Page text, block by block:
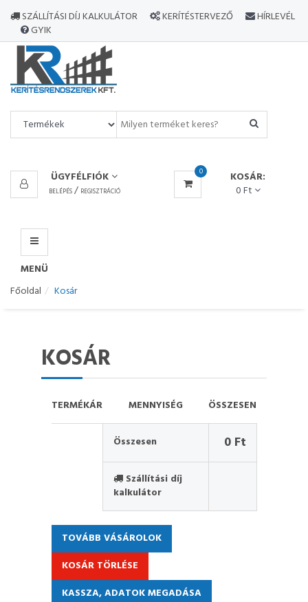
SZÁLLÍTÁSI DÍJ KALKULÁTOR KERÍTÉSTERVEZŐ
HÍRLEVÉL
GYIK
ÜGYFÉLFIÓK
BELÉPÉS/ REGISZTRÁCIÓ
0
KOSÁR:
0 Ft
MENÜ
MINDEN
TERMÉK
MENÜ
Főoldal Kosár
KOSÁR
TERMÉKÁR MENNYISÉG ÖSSZESEN
Összesen 0 Ft
Szállítási díj
kalkulátor
TOVÁBB VÁSÁROLOK
KOSÁR TÖRLÉSE
KASSZA, ADATOK MEGADÁSA